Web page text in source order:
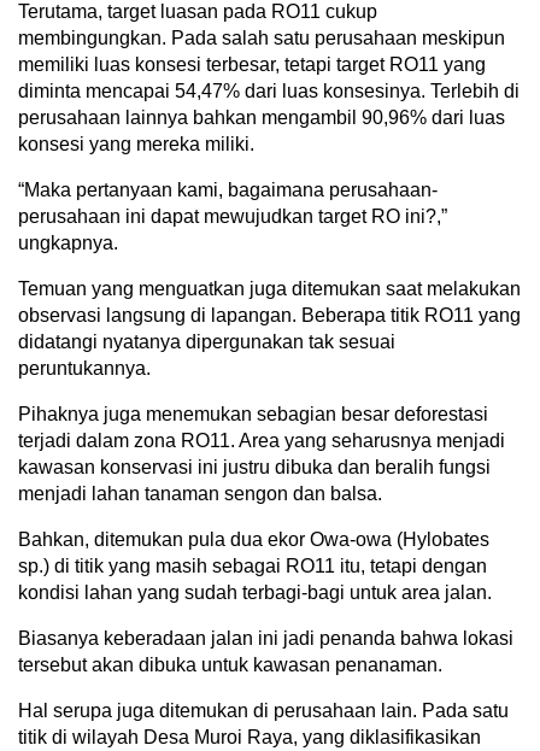
Terutama, target luasan pada RO11 cukup
membingungkan. Pada salah satu perusahaan meskipun
memiliki luas konsesi terbesar, tetapi target RO11 yang
diminta mencapai 54,47% dari luas konsesinya. Terlebih di
perusahaan lainnya bahkan mengambil 90,96% dari luas
konsesi yang mereka miliki.
“Maka pertanyaan kami, bagaimana perusahaan-
perusahaan ini dapat mewujudkan target RO ini?,”
ungkapnya.
Temuan yang menguatkan juga ditemukan saat melakukan
observasi langsung di lapangan. Beberapa titik RO11 yang
didatangi nyatanya dipergunakan tak sesuai
peruntukannya.
Pihaknya juga menemukan sebagian besar deforestasi
terjadi dalam zona RO11. Area yang seharusnya menjadi
kawasan konservasi ini justru dibuka dan beralih fungsi
menjadi lahan tanaman sengon dan balsa.
Bahkan, ditemukan pula dua ekor Owa-owa (Hylobates
sp.) di titik yang masih sebagai RO11 itu, tetapi dengan
kondisi lahan yang sudah terbagi-bagi untuk area jalan.
Biasanya keberadaan jalan ini jadi penanda bahwa lokasi
tersebut akan dibuka untuk kawasan penanaman.
Hal serupa juga ditemukan di perusahaan lain. Pada satu
titik di wilayah Desa Muroi Raya, yang diklasifikasikan